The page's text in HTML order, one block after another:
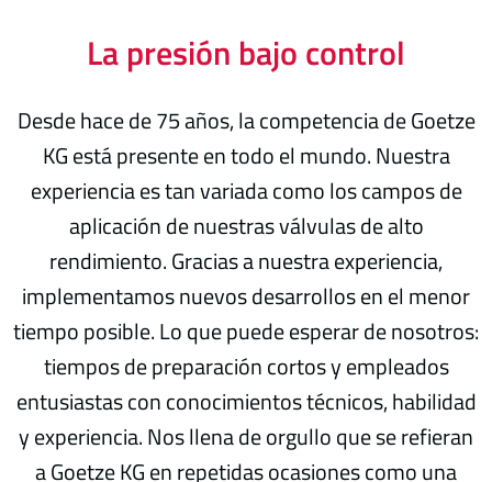
La presión bajo control
Desde hace de 75 años, la competencia de Goetze
KG está presente en todo el mundo. Nuestra
experiencia es tan variada como los campos de
aplicación de nuestras válvulas de alto
rendimiento. Gracias a nuestra experiencia,
implementamos nuevos desarrollos en el menor
tiempo posible. Lo que puede esperar de nosotros:
tiempos de preparación cortos y empleados
entusiastas con conocimientos técnicos, habilidad
y experiencia. Nos llena de orgullo que se refieran
a Goetze KG en repetidas ocasiones como una